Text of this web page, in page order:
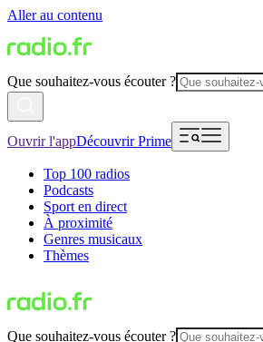
Aller au contenu
Que souhaitez-vous écouter ?
Ouvrir l'appDécouvrir Prime
Top 100 radios
Podcasts
Sport en direct
À proximité
Genres musicaux
Thèmes
Que souhaitez-vous écouter ?